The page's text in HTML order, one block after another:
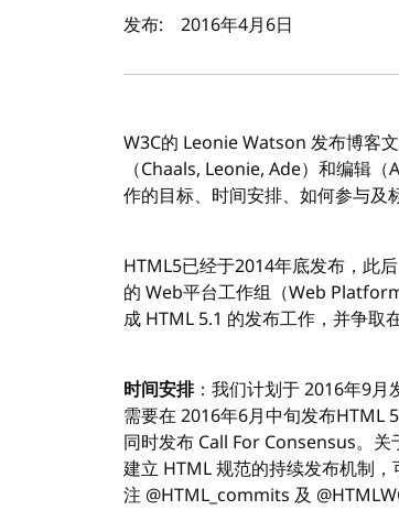
发布:
2016年4月6日
W3C的 Leonie Watson 发布博客
（Chaals, Leonie, Ade）和编辑
作的目标、时间安排、如何参与及
HTML5已经于2014年底发布，此
的 Web平台工作组（Web
成 HTML 5.1 的发布工作，并争取
时间安排：我们计划于 2016年9月
需要在 2016年6月中旬发布
同时发布 Call For Consensus。
建立 HTML 规范的持续发布机制，
注 @HTML_commits 及